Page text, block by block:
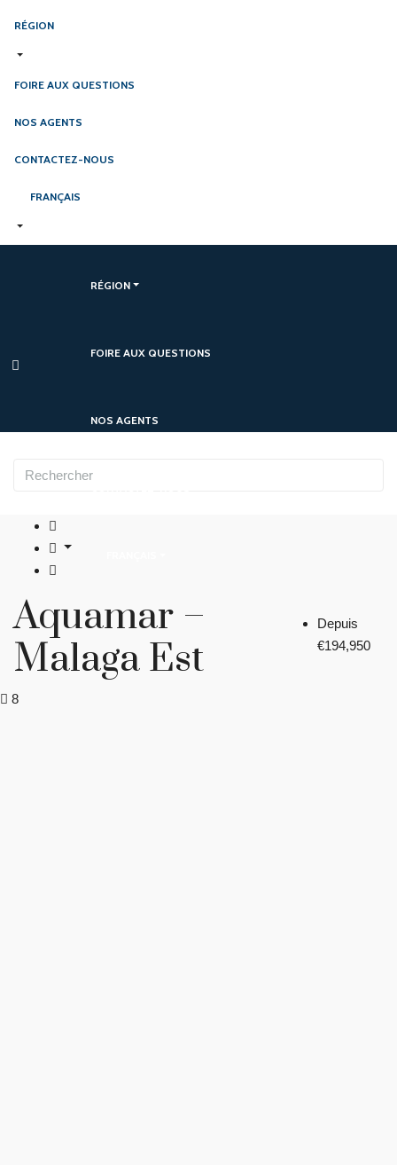
RÉGION
FOIRE AUX QUESTIONS
NOS AGENTS
CONTACTEZ-NOUS
FRANÇAIS
RÉGION
FOIRE AUX QUESTIONS
NOS AGENTS
Aquamar –
Malaga Est
Depuis
€194,950
8